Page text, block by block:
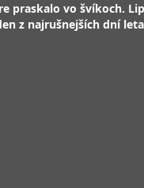
praskalo vo švíkoch.
z najrušnejších dní leta